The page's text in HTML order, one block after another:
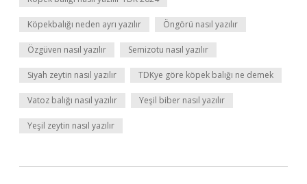
Köpekbalığı neden ayrı yazılır Öngörü nasıl yazılır
Özgüven nasıl yazılır Semizotu nasıl yazılır
Siyah zeytin nasıl yazılır TDKye göre köpek balığı ne demek
Vatoz balığı nasıl yazılır Yeşil biber nasıl yazılır
Yeşil zeytin nasıl yazılır